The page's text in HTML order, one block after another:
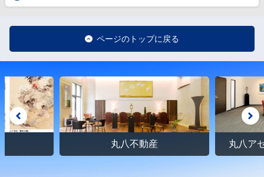
ページのトップに戻る
丸八不動産 丸八ア